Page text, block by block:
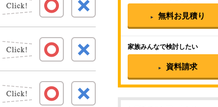
無料お見積り
家族みんなで検討したい
資料請求